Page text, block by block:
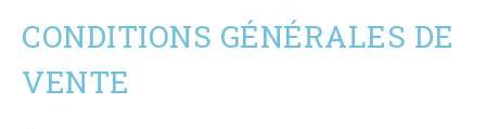
- Team building
Accompagnements Individuels
CONDITIONS GÉNÉRALES DE
VENTE